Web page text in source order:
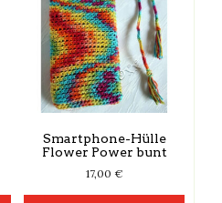
Smartphone-Hülle
Flower Power bunt
17,00 €